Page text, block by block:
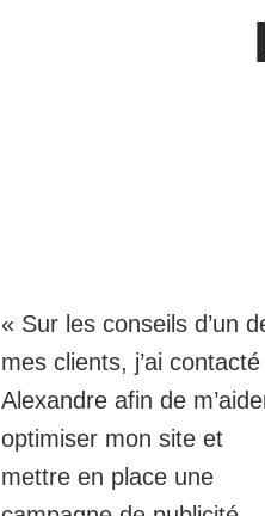
« Sur les conseils d’un
mes clients, j’ai contacté
Alexandre afin de
optimiser mon site et
mettre en place une